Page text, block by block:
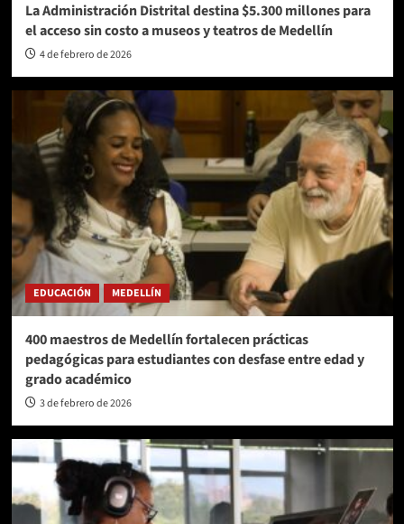
La Administración Distrital destina $5.300 millones para
el acceso sin costo a museos y teatros de Medellín
4 de febrero de 2026
EDUCACIÓN MEDELLÍN
400 maestros de Medellín fortalecen prácticas
pedagógicas para estudiantes con desfase entre edad y
grado académico
3 de febrero de 2026